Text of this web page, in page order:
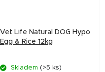
Vet Life Natural DOG Hypo
Egg & Rice 12kg
Skladem (>5 ks)